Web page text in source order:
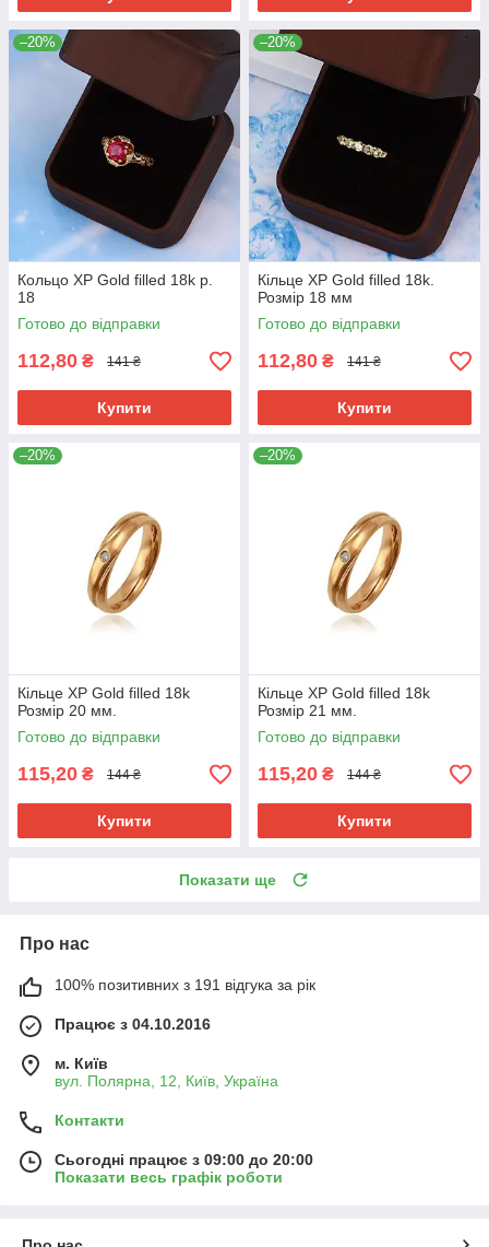
–20%
Кольцо ХР Gold filled 18k р.
18
Готово до відправки
112,80 ₴ 141 ₴
Купити
–20%
Кільце ХР Gold filled 18k.
Розмір 18 мм
Готово до відправки
112,80 ₴ 141 ₴
Купити
–20%
Кільце ХР Gold filled 18k
Розмір 20 мм.
Готово до відправки
115,20 ₴ 144 ₴
Купити
–20%
Кільце ХР Gold filled 18k
Розмір 21 мм.
Готово до відправки
115,20 ₴ 144 ₴
Купити
Показати ще
Про нас
100% позитивних з 191 відгука за рік
Працює з 04.10.2016
м. Київ
вул. Полярна, 12, Київ, Україна
Контакти
Сьогодні працює з 09:00 до 20:00
Показати весь графік роботи